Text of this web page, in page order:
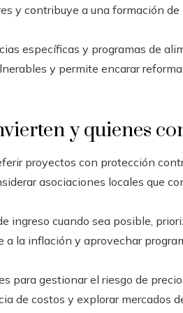
y contribuye a una formación
específicas y programas de
y permite encarar
y quienes
proyectos con protección
asociaciones locales que
ingreso cuando sea posible,
la inflación y aprovechar
para gestionar el riesgo de
de costos y explorar mercados